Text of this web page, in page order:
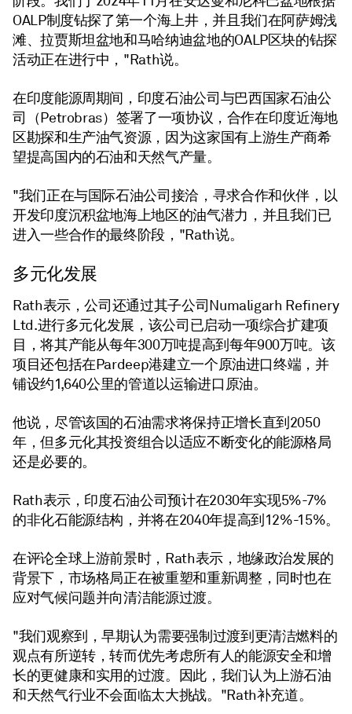
OALP制度钻探了第一个海上井，并且我们在阿萨姆浅
滩、拉贾斯坦盆地和马哈纳迪盆地的OALP区块的钻探
活动正在进行中，"Rath说。
在印度能源周期间，印度石油公司与巴西国家石油公
司（Petrobras）签署了一项协议，合作在印度近海地
区勘探和生产油气资源，因为这家国有上游生产商希
望提高国内的石油和天然气产量。
"我们正在与国际石油公司接洽，寻求合作和伙伴，以
开发印度沉积盆地海上地区的油气潜力，并且我们已
进入一些合作的最终阶段，"Rath说。
多元化发展
Rath表示，公司还通过其子公司Numaligarh Refinery
Ltd.进行多元化发展，该公司已启动一项综合扩建项
目，将其产能从每年300万吨提高到每年900万吨。该
项目还包括在Pardeep港建立一个原油进口终端，并
铺设约1,640公里的管道以运输进口原油。
他说，尽管该国的石油需求将保持正增长直到2050
年，但多元化其投资组合以适应不断变化的能源格局
还是必要的。
Rath表示，印度石油公司预计在2030年实现5%-7%
的非化石能源结构，并将在2040年提高到12%-15%。
在评论全球上游前景时，Rath表示，地缘政治发展的
背景下，市场格局正在被重塑和重新调整，同时也在
应对气候问题并向清洁能源过渡。
"我们观察到，早期认为需要强制过渡到更清洁燃料的
观点有所逆转，转而优先考虑所有人的能源安全和增
长的更健康和实用的过渡。因此，我们认为上游石油
和天然气行业不会面临太大挑战。"Rath补充道。